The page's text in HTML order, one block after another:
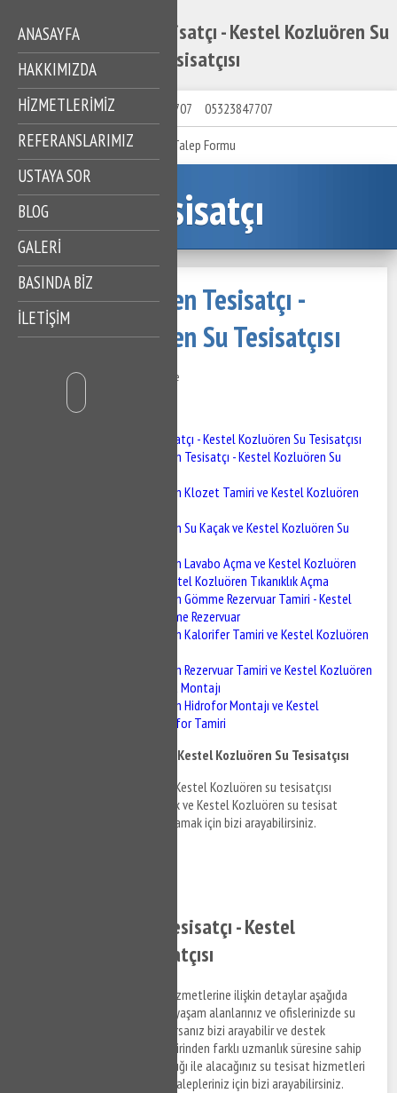
Kestel Kozluören Tesisatçı - Kestel Kozluören Su
Tesisatçısı
ANASAYFA
HAKKIMIZDA
HIZMETLERIMIZ
REFERANSLARIMIZ
USTAYA SOR
BLOG
GALERİ
BASINDA BİZ
İLETİŞİM
05323847707 05323847707
Talep Formu
Tesisatçı
Kestel Kozluören Tesisatçı -
Kestel Kozluören Su Tesisatçısı
16 Kasım 2020 486 Görüntüleme
İçindekiler
Kestel Kozluören Tesisatçı - Kestel Kozluören Su Tesisatçısı
Kestel Kozluören Tesisatçı - Kestel Kozluören Su
Kestel Kozluören Klozet Tamiri ve Kestel Kozluören
Kestel Kozluören Su Kaçak ve Kestel Kozluören Su
Kestel Kozluören Lavabo Açma ve Kestel Kozluören
Gider Açma - Kestel Kozluören Tıkanıklık Açma
Kestel Kozluören Gömme Rezervuar Tamiri - Kestel
Kozluören Gömme Rezervuar
Kestel Kozluören Kalorifer Tamiri ve Kestel Kozluören
Kestel Kozluören Rezervuar Tamiri ve Kestel Kozluören
BUğur Mumcurya Montajı
Kestel Kozluören Hidrofor Montajı ve Kestel
Kozluören Hidrofor Tamiri
Kestel Kozluören Tesisatçı - Kestel Kozluören Su Tesisatçısı
Kestel Kozluören tesisatçı ve Kestel Kozluören su tesisatçısı
hizmetleri hakkında bilgi almak ve Kestel Kozluören su tesisat
hakkında detaylara erişim sağlamak için bizi arayabilirsiniz.
Kestel Kozluören Tesisatçı - Kestel
Kozluören Su Tesisatçısı
Kestel Kozluören su tesisat hizmetlerine ilişkin detaylar aşağıda
Denizlilandığı şekildedir. Sizde yaşam alanlarınız ve ofislerinizde su
tesisat ile ilgili bir arıza yaşıyorsanız bizi arayabilir ve destek
taleplerinizi iletebilirsiniz. Birbirinden farklı uzmanlık süresine sahip
anlaşmalı iş ortaklarımız aracılığı ile alacağınız su tesisat hizmetleri
ile ilgili bilgi almak ve destek talepleriniz için bizi arayabilirsiniz.